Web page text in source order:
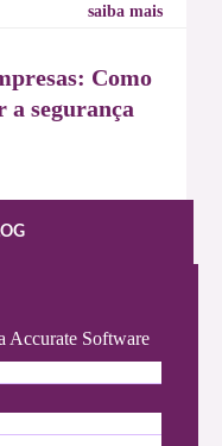
saiba mais
Como
a segurança
Accurate Software